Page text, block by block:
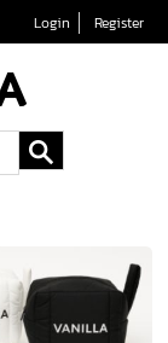
Login Register